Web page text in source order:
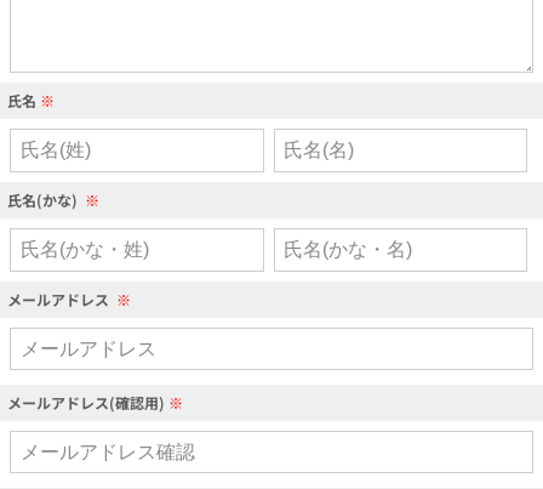
氏名 ※
氏名(かな) ※
メールアドレス ※
メールアドレス(確認用) ※